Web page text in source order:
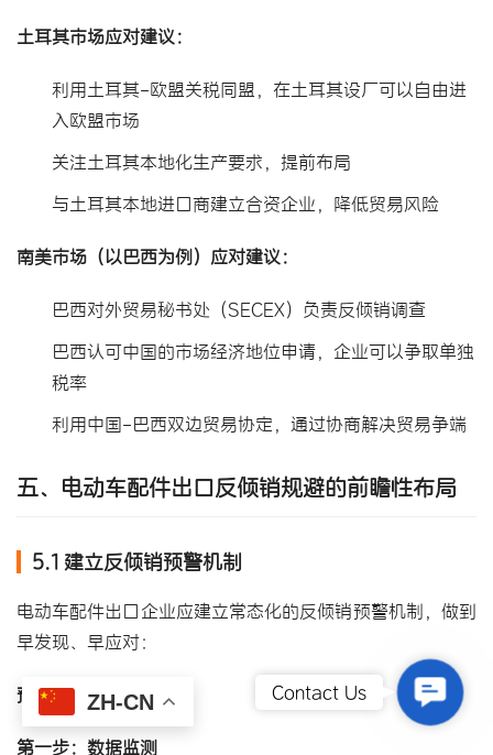
土耳其市场应对建议：
利用土耳其-欧盟关税同盟，在土耳其设厂可以自由进
入欧盟市场
关注土耳其本地化生产要求，提前布局
与土耳其本地进口商建立合资企业，降低贸易风险
南美市场（以巴西为例）应对建议：
巴西对外贸易秘书处（SECEX）负责反倾销调查
巴西认可中国的市场经济地位申请，企业可以争取单独
税率
利用中国-巴西双边贸易协定，通过协商解决贸易争端
五、电动车配件出口反倾销规避的前瞻性布局
5.1 建立反倾销预警机制
电动车配件出口企业应建立常态化的反倾销预警机制，做到
早发现、早应对：
预警机制构建步骤：
第一步：数据监测
ZH-CN
Contact
Contact Us